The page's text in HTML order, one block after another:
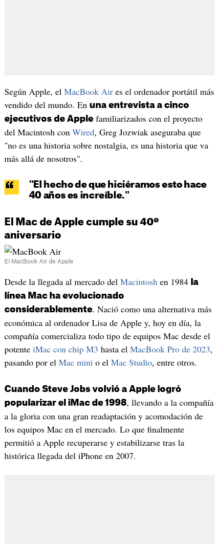
Según Apple, el MacBook Aires el ordenador portátil más
vendido del mundo. En una entrevista a cinco
ejecutivos de Applefamiliarizados con el proyecto
del Macintosh con Wired, Greg Jozwiak aseguraba que
"no es una historia sobre nostalgia, es una historia que va
más allá de nosotros".
"El hecho de que hiciéramos esto hace
40 años es increíble."
El Mac de Apple cumple su 40º
aniversario
El MacBook Air de Apple
Desde la llegada al mercado del Macintoshen 1984 la
línea Mac ha evolucionado
considerablemente. Nació como una alternativa más
económica al ordenador Lisa de Apple y, hoy en día, la
compañía comercializa todo tipo de equipos Mac desde el
potente iMac con chip M3 hasta el MacBook Pro de 2023,
pasando por el Mac minio el Mac Studio, entre otros.
Cuando Steve Jobs volvió a Apple logró
popularizar el iMac de 1998, llevando a la compañía
a la gloria con una gran readaptación y acomodación de
los equipos Mac en el mercado. Lo que finalmente
permitió a Apple recuperarse y estabilizarse tras la
histórica llegada del iPhone en 2007.